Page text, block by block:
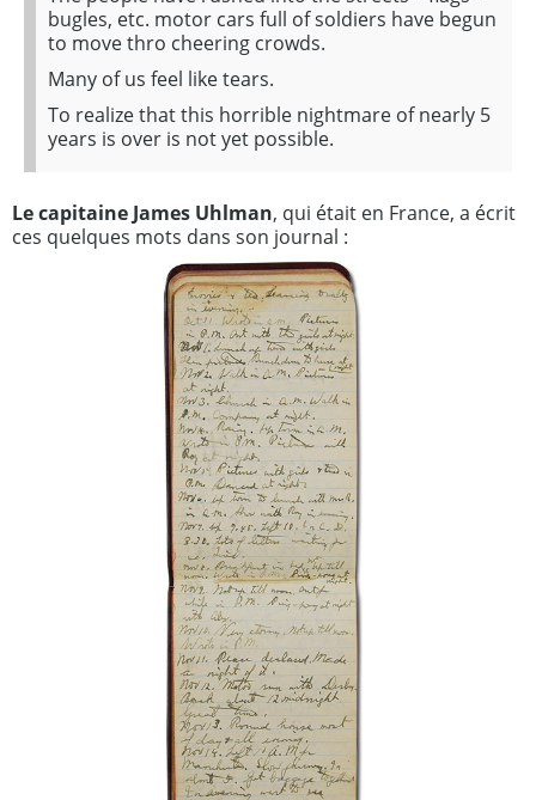
bugles, etc. motor cars full of soldiers have begun
to move thro cheering crowds.
Many of us feel like tears.
To realize that this horrible nightmare of nearly 5
years is over is not yet possible.
Le capitaine James Uhlman, qui était en France, a écrit
ces quelques mots dans son journal :